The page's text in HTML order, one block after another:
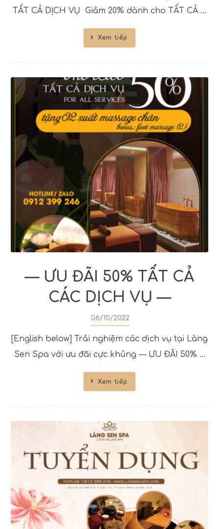
TẤT CẢ DỊCH VỤ Giảm 20% dành cho TẤT CẢ ...
Xem tiếp
— ƯU ĐÃI 50% TẤT CẢ
CÁC DỊCH VỤ —
06/10/2022
[English below] Trải nghiệm các dịch vụ tại Làng
Sen Spa với ưu đãi cực khủng — ƯU ĐÃI 50% ...
Xem tiếp